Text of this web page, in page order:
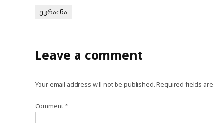
უკრაინა
Leave a comment
Your email address will not be published. Required fields are
Comment*